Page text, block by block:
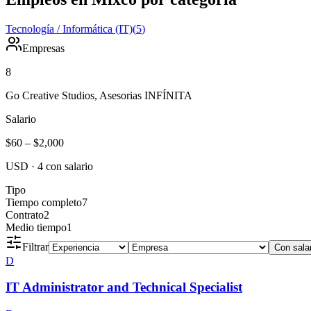
Tecnología / Informática (IT)(5)
Empresas
8
Go Creative Studios, Asesorias INFÍNITA
Salario
$60 – $2,000
USD · 4 con salario
Tipo
Tiempo completo7
Contrato2
Medio tiempo1
Filtrar
Con
D
IT Administrator and Technical Specialist